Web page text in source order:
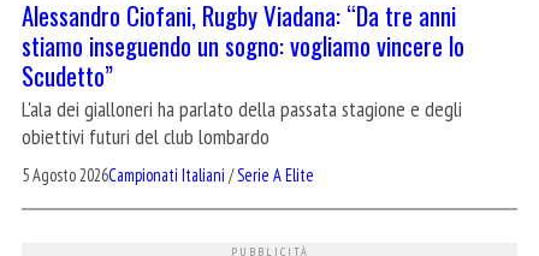
Alessandro Ciofani, Rugby Viadana: “Da tre anni
stiamo inseguendo un sogno: vogliamo vincere lo
Scudetto”
L'ala dei gialloneri ha parlato della passata stagione e degli
obiettivi futuri del club lombardo
5 Agosto 2026Campionati Italiani /Serie A Elite